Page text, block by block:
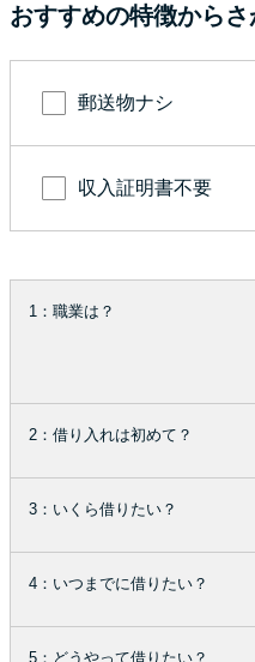
おすすめの特徴からさ
郵送物ナシ
収入証明書不要
1：職業は？
2：借り入れは初めて？
3：いくら借りたい？
4：いつまでに借りたい？
5：どうやって借りたい？